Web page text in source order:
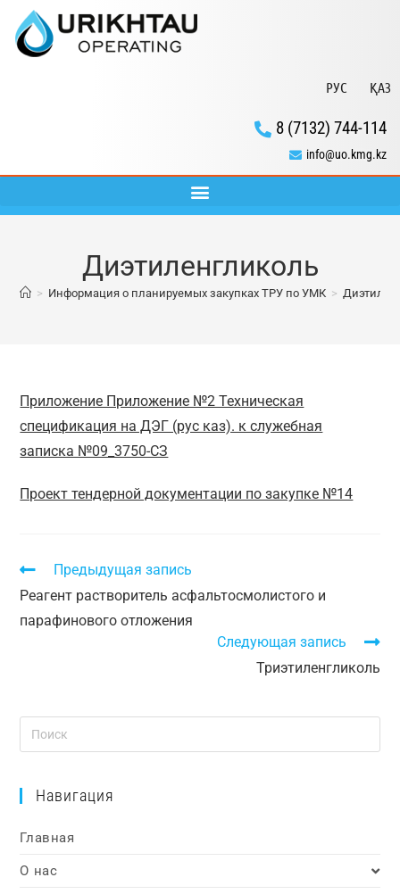
РУС ҚАЗ
8 (7132) 744-114
info@uo.kmg.kz
Диэтиленгликоль
> Информация о планируемых закупках ТРУ по УМК >
Приложение Приложение №2 Техническая
спецификация на ДЭГ (рус каз). к служебная
записка №09_3750-СЗ
Проект тендерной документации по закупке №14
Предыдущая запись
Реагент растворитель асфальтосмолистого и
парафинового отложения
Следующая запись
Триэтиленгликоль
Навигация
Главная
О нас